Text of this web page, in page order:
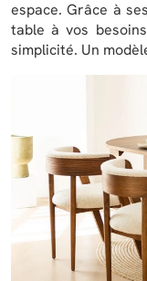
espace. Grâce à
table à vos
simplicité. Un